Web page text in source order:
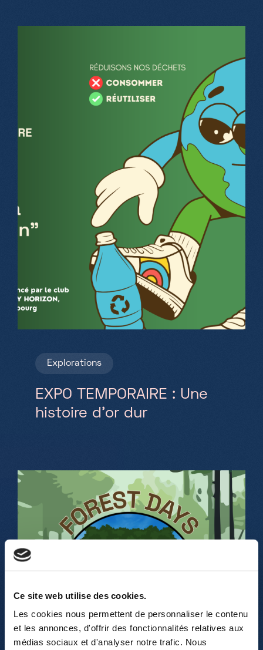
Ce site web utilise des cookies.
Les cookies nous permettent de personnaliser le contenu
et les annonces, d'offrir des fonctionnalités relatives aux
médias sociaux et d'analyser notre trafic. Nous
Explorations
EXPO TEMPORAIRE : Une
histoire d'or dur